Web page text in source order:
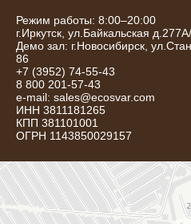
Режим работы: 8:00–20:00
г.Иркутск, ул.Байкальская
Демо зал: г.Новосибирск,
86
+7 (3952) 74-55-43
8 800 201-57-43
e-mail: sales@ecosvar.com
ИНН 3811181265
КПП 381101001
ОГРН 1143850029157